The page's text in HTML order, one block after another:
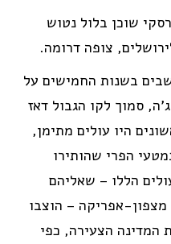
שוכן בלול נטוש
צופה דרומה.
בשנות החמישים על
סמוך לקו הגבול דאז
היו עולים מתימן,
הפרי שהותירו
הללו – שאליהם
מצפון-אפריקה – הוצבו
המדינה הצעירה, כפי